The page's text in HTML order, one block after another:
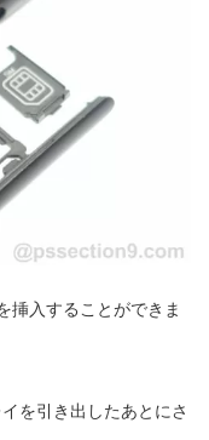
挿入することができま
を引き出したあとにさ